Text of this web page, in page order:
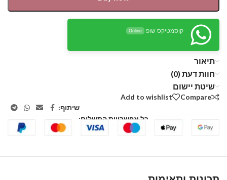
קוסמטיקס שופ Online
תיאור
חוות דעת (0)
שיטת יישום
Compare
Add to wishlist
שיתוף:
כל אפשרויות התשלום: